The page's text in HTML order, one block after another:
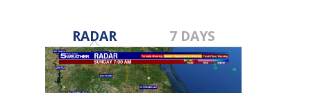
RADAR 7 DAYS